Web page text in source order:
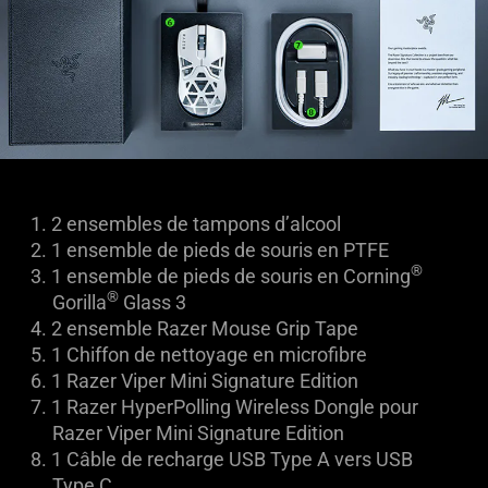
1. 2 ensembles de tampons d’alcool
2. 1 ensemble de pieds de souris en PTFE
3. 1 ensemble de pieds de souris en Corning®
Gorilla® Glass 3
4. 2 ensemble Razer Mouse Grip Tape
5. 1 Chiffon de nettoyage en microfibre
6. 1 Razer Viper Mini Signature Edition
7. 1 Razer HyperPolling Wireless Dongle pour
Razer Viper Mini Signature Edition
8. 1 Câble de recharge USB Type A vers USB